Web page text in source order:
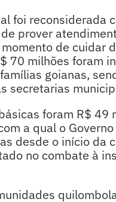
foi reconsiderada
prover
de cuidar
70 milhões foram
goianas,
secretarias
foram R$ 49
a qual o
desde o início da
no combate à